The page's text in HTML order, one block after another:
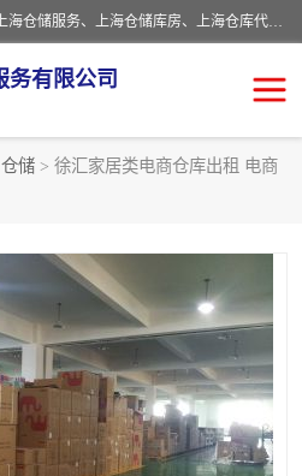
上海星力仓储服务有限公司从事：上海仓储服务、上海仓储库房、上海仓库代运营、上海仓库对外出租、上海仓库外包、上海三方仓储、上海电商仓储代发、上海电商代发货仓库、上海托管仓库、上海仓储配送。上海星力仓储服务有限公司现在拥有100个分仓、10万余平方的标准库房，精炼员工几百名，与几千家客户合作，公司已跻身上海仓储行业前列。欢迎来电咨询！
务有限公司
仓储 > 徐汇家居类电商仓库出租 电商
上海仓库外包
上海托管仓库
上海仓储服务
上海电商代发货仓库